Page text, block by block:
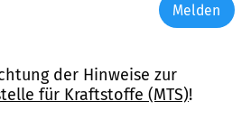
Melden
der Hinweise zur
für Kraftstoffe (MTS)!